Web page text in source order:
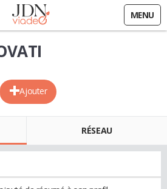
MENU
Ajouter
RÉSEAU